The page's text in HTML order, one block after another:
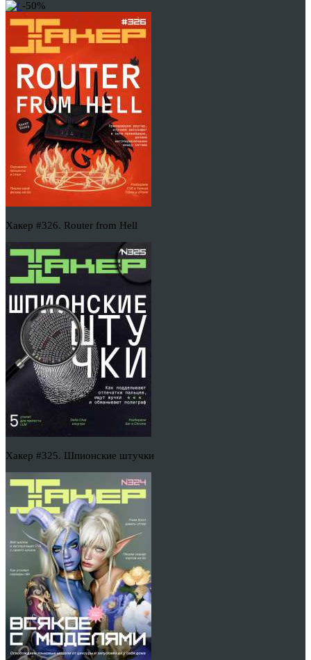
-50%
Хакер #326. Router from Hell
Хакер #325. Шпионские штучки